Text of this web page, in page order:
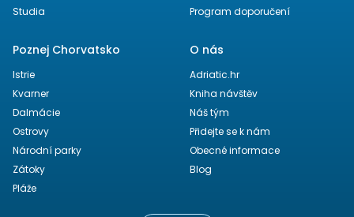
Studia
Program doporučení
Poznej Chorvatsko
Istrie
Kvarner
Dalmácie
Ostrovy
Národní parky
Zátoky
Pláže
O nás
Adriatic.hr
Kniha návštěv
Náš tým
Přidejte se k nám
Obecné informace
Blog